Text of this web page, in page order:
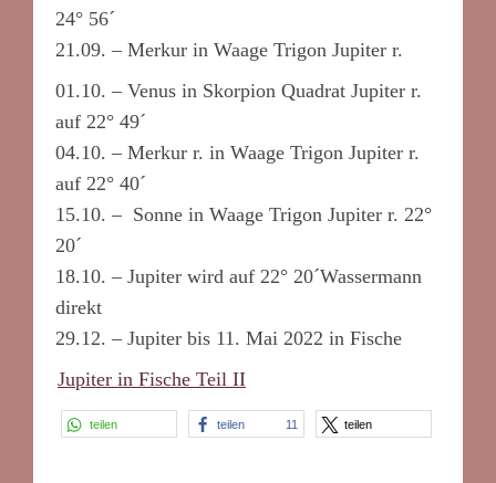
24° 56´
21.09. – Merkur in Waage Trigon Jupiter r.
01.10. – Venus in Skorpion Quadrat Jupiter r.
auf 22° 49´
04.10. – Merkur r. in Waage Trigon Jupiter r.
auf 22° 40´
15.10. – Sonne in Waage Trigon Jupiter r. 22°
20´
18.10. – Jupiter wird auf 22° 20´Wassermann
direkt
29.12. – Jupiter bis 11. Mai 2022 in Fische
Jupiter in Fische Teil II
teilen teilen 11 teilen